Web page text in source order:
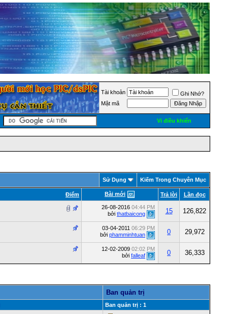
Tài khoản
Ghi Nhớ?
Mật mã
Vi điều khiển
Sử Dụng Kiếm Trong Chuyên Mục
Ðiểm Bài mới Trả lời Lần đọc
26-08-2016 04:44 PM
bởi thatbaicong 15 126,822
03-04-2011 06:29 PM
bởi phamminhtuan 0 29,972
12-02-2009 02:02 PM
bởi falleaf 0 36,333
Ban quản trị
Ban quản trị : 1